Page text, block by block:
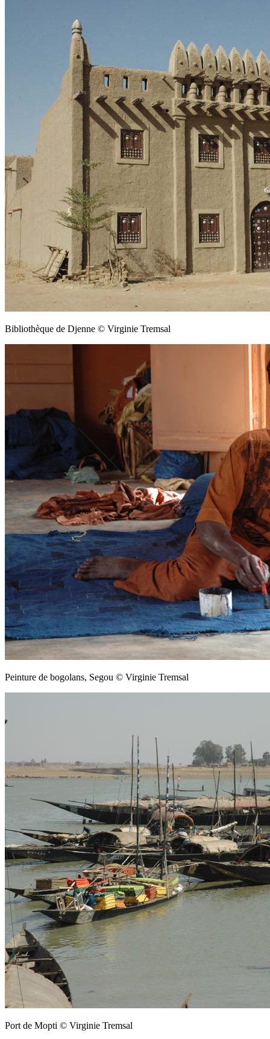
Bibliothèque de Djenne © Virginie Tremsal
Peinture de bogolans, Segou © Virginie Tremsal
Port de Mopti © Virginie Tremsal